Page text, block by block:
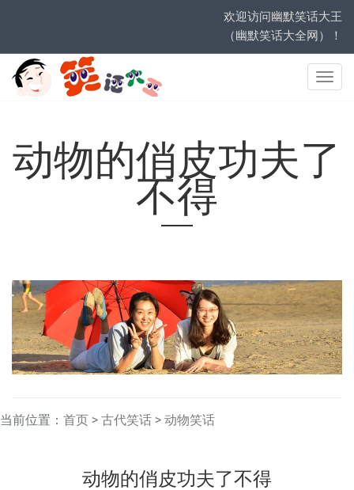
欢迎访问幽默笑话大王
（幽默笑话大全网）！
网
动物的俏皮功夫了
不得
当前位置： 首页>古代笑话>动物笑话
动物的俏皮功夫了不得